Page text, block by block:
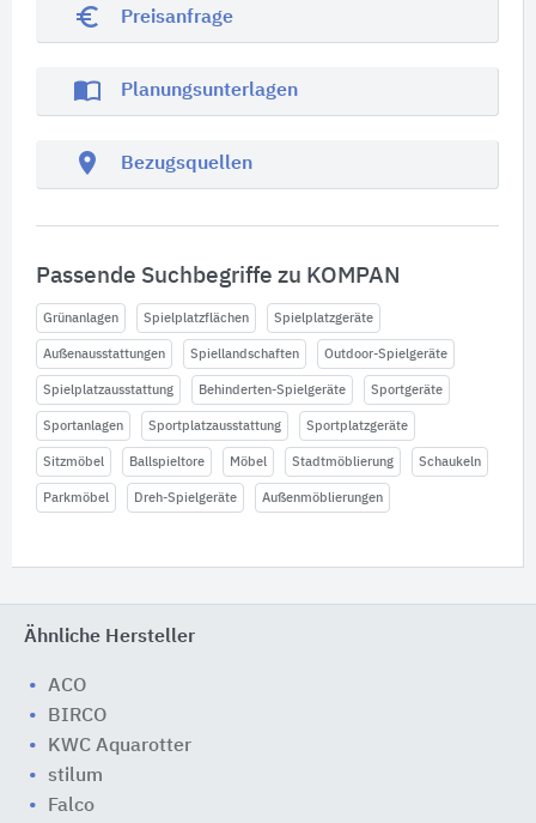
euro_symbol Preisanfrage
import_contacts Planungsunterlagen
location_on Bezugsquellen
Passende Suchbegriffe zu KOMPAN
Grünanlagen Spielplatzflächen Spielplatzgeräte
Außenausstattungen Spiellandschaften Outdoor-Spielgeräte
Spielplatzausstattung Behinderten-Spielgeräte Sportgeräte
Sportanlagen Sportplatzausstattung Sportplatzgeräte
Sitzmöbel Ballspieltore Möbel Stadtmöblierung Schaukeln
Parkmöbel Dreh-Spielgeräte Außenmöblierungen
Ähnliche Hersteller
ACO
BIRCO
KWC Aquarotter
stilum
Falco